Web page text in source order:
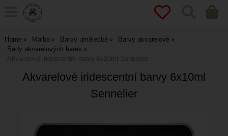
Home Malba Barvy umělecké
Barvy akvarelové
Sady akvarelových barev
Akvarelové iridescentní barvy 6x10ml Sennelier
Akvarelové iridescentní barvy 6x10ml
Sennelier